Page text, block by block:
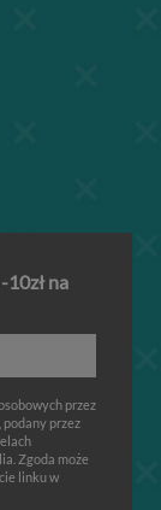
na
przez
przez
Zgoda może
linku w